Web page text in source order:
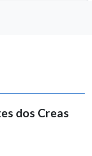
dos Creas